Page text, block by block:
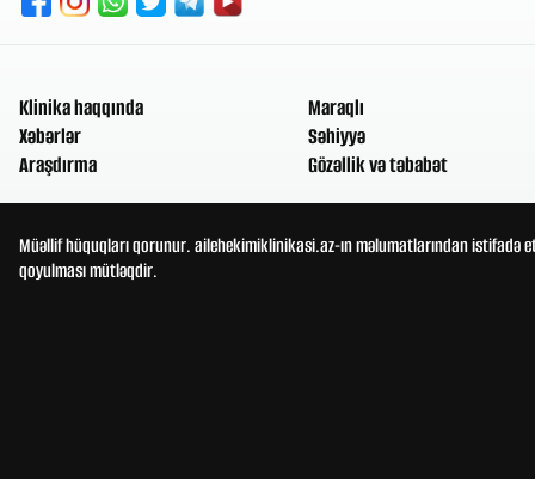
Klinika haqqında
Xəbərlər
Araşdırma
Maraqlı
Səhiyyə
Gözəllik və təbabət
Müəllif hüquqları qorunur. ailehekimiklinikasi.az-ın məlumatlarından
qoyulması mütləqdir.